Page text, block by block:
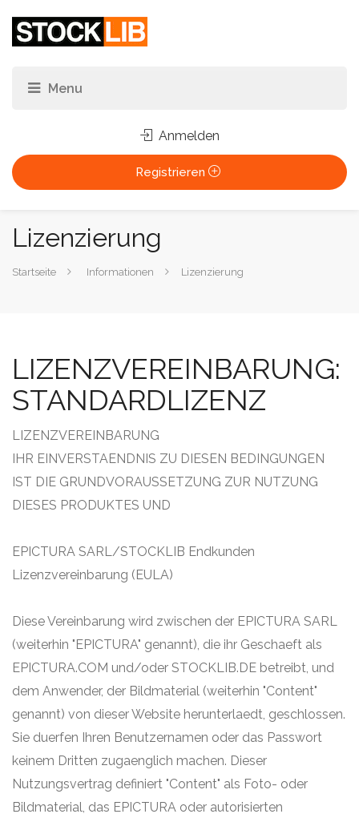
Anmelden
Registrieren
Lizenzierung
SieStartseite Informationen Lizenzierung
LIZENZVEREINBARUNG:
STANDARD­LIZENZ
LIZENZVEREINBARUNG
IHR EINVERSTAENDNIS ZU DIESEN BEDINGUNGEN
IST DIE GRUNDVORAUSSETZUNG ZUR NUTZUNG
DIESES PRODUKTES UND
EPICTURA SARL/STOCKLIB Endkunden
Lizenzvereinbarung (EULA)
Diese Vereinbarung wird zwischen der EPICTURA SARL
(weiterhin "EPICTURA" genannt), die ihr Geschaeft als
EPICTURA.COM und/oder STOCKLIB.DE betreibt, und
dem Anwender, der Bildmaterial (weiterhin "Content"
genannt) von dieser Website herunterlaedt, geschlossen.
Sie duerfen Ihren Benutzernamen oder das Passwort
keinem Dritten zugaenglich machen. Dieser
Nutzungsvertrag definiert "Content" als Foto- oder
Bildmaterial, das EPICTURA oder autorisierten